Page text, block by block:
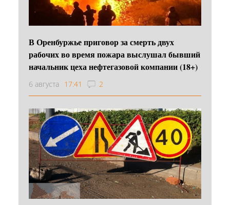
В Оренбуржье приговор за смерть двух
рабочих во время пожара выслушал бывший
начальник цеха нефтегазовой компании (18+)
6 августа 17:41 2